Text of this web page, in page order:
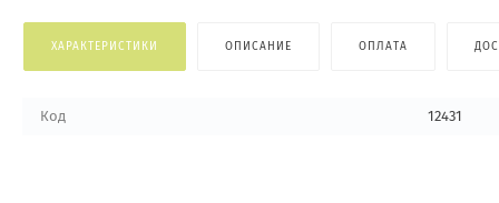
ХАРАКТЕРИСТИКИ ОПИСАНИЕ ОПЛАТА
Код 12431